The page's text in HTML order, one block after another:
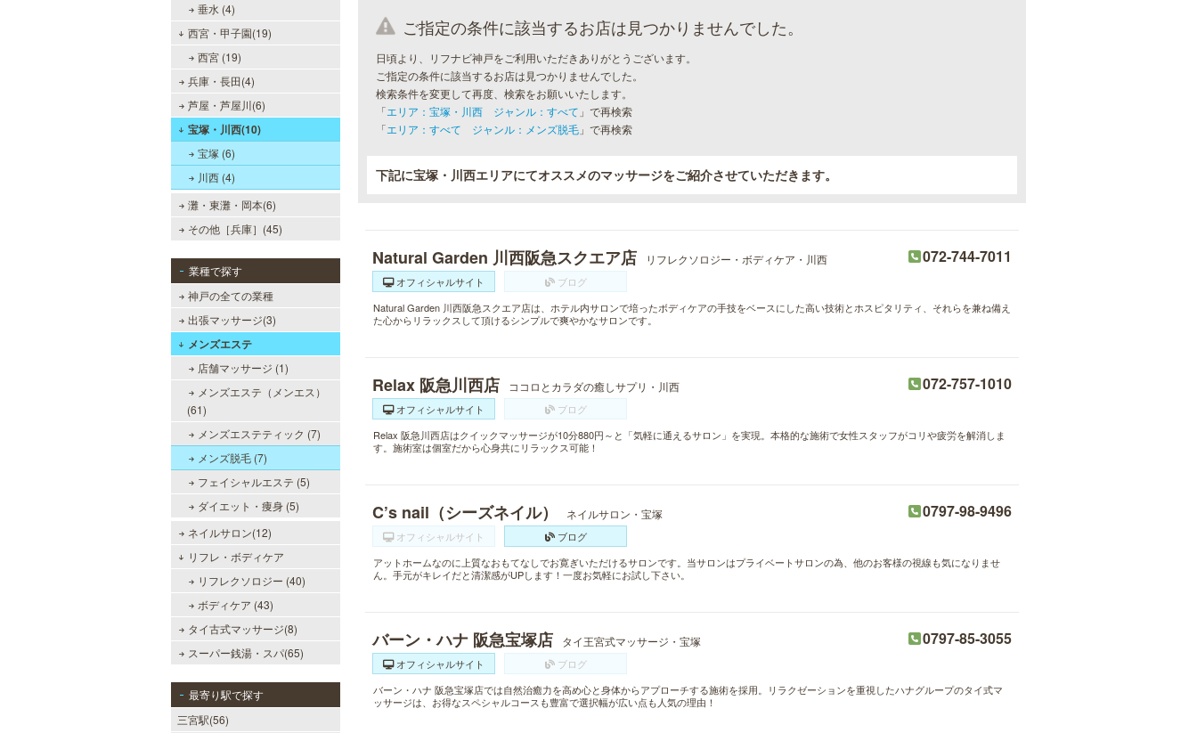
垂水 (4)
西宮・甲子園(19)
西宮 (19)
兵庫・長田(4)
芦屋・芦屋川(6)
宝塚・川西(10)
宝塚 (6)
川西 (4)
灘・東灘・岡本(6)
その他［兵庫］(45)
業種で探す
神戸の全ての業種
出張マッサージ(3)
メンズエステ
店舗マッサージ (1)
メンズエステ（メンエス）
(61)
メンズエステティック (7)
メンズ脱毛 (7)
フェイシャルエステ (5)
ダイエット・痩身 (5)
ネイルサロン(12)
リフレ・ボディケア
リフレクソロジー (40)
ボディケア (43)
タイ古式マッサージ(8)
スーパー銭湯・スパ(65)
最寄り駅で探す
三宮駅(56)
ご指定の条件に該当するお店は見つかりませんでした。
日頃より、リフナビ神戸をご利用いただきありがとうございます。
ご指定の条件に該当するお店は見つかりませんでした。
検索条件を変更して再度、検索をお願いいたします。
「エリア：宝塚・川西 ジャンル：すべて 」で再検索
「エリア：すべて ジャンル：メンズ脱毛 」で再検索
下記に宝塚・川西エリアにてオススメのマッサージをご紹介させていただきます。
Natural Garden 川西阪急スクエア店 リフレクソロジー・ボディケア・川西 072-744-7011
オフィシャルサイト
ブログ
Natural Garden 川西阪急スクエア店は、ホテル内サロンで培ったボディケアの手技をベースにした高い技術とホスピタリティ、それらを兼ね備え
た心からリラックスして頂けるシンプルで爽やかなサロンです。
Relax 阪急川西店 ココロとカラダの癒しサプリ・川西 072-757-1010
オフィシャルサイト
ブログ
Relax 阪急川西店はクイックマッサージが10分880円～と「気軽に通えるサロン」を実現。本格的な施術で女性スタッフがコリや疲労を解消しま
す。施術室は個室だから心身共にリラックス可能！
C’s nail（シーズネイル） ネイルサロン・宝塚 0797-98-9496
オフィシャルサイト
ブログ
アットホームなのに上質なおもてなしでお寛ぎいただけるサロンです。当サロンはプライベートサロンの為、他のお客様の視線も気になりませ
ん。手元がキレイだと清潔感がUPします！一度お気軽にお試し下さい。
バーン・ハナ 阪急宝塚店 タイ王宮式マッサージ・宝塚 0797-85-3055
オフィシャルサイト
ブログ
バーン・ハナ 阪急宝塚店では自然治癒力を高め心と身体からアプローチする施術を採用。リラクゼーションを重視したハナグループのタイ式マ
ッサージは、お得なスペシャルコースも豊富で選択幅が広い点も人気の理由！